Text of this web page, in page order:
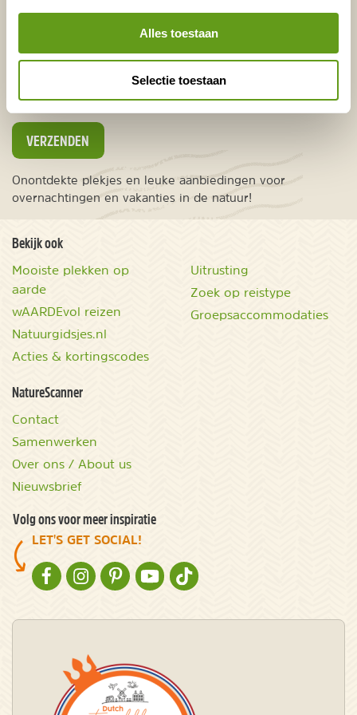
Alles toestaan
Selectie toestaan
Europa
VERZENDEN
Onontdekte plekjes en leuke aanbiedingen voor
overnachtingen en vakanties in de natuur!
Bekijk ook
Mooiste plekken op
aarde
wAARDEvol reizen
Natuurgidsjes.nl
Acties & kortingscodes
Uitrusting
Zoek op reistype
Groepsaccommodaties
NatureScanner
Contact
Samenwerken
Over ons / About us
Nieuwsbrief
Volg ons voor meer inspiratie
LET'S GET SOCIAL!
NATURESCANNER OP FACEBOOK
NATURESCANNER OP INSTAGRAM
NATURESCANNER OP PINTEREST
NATURESCANNER OP YOUTUBE
NATURESCANNER OP TIKTOK